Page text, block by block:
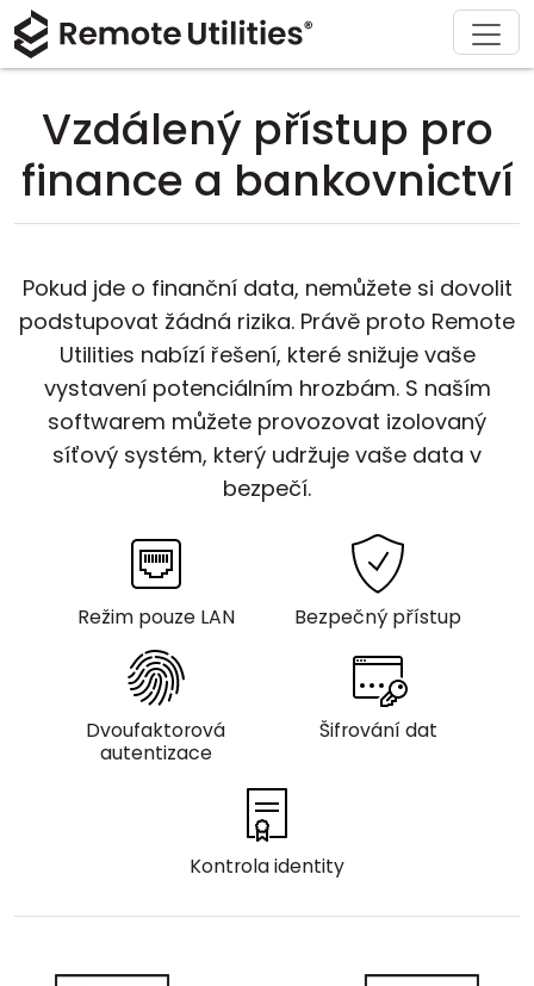
Vzdálený přístup pro
finance a bankovnictví
Pokud jde o finanční data, nemůžete si dovolit
podstupovat žádná rizika. Právě proto Remote
Utilities nabízí řešení, které snižuje vaše
vystavení potenciálním hrozbám. S naším
softwarem můžete provozovat izolovaný
síťový systém, který udržuje vaše data v
bezpečí.
Režim pouze LAN Bezpečný přístup
Dvoufaktorová
autentizace
Šifrování dat
Kontrola identity
Produkt
Bezpečnost
Režimy připojení
Neutrální přístup
Podpora Active Directory
Cloud a on-premise
Řešení
Výroba a maloobchod
Informační technologie
Stáhnout
macOS
Koupit
Asistent licence
Podpora
Dokumentace
O nás
Tisková místnost